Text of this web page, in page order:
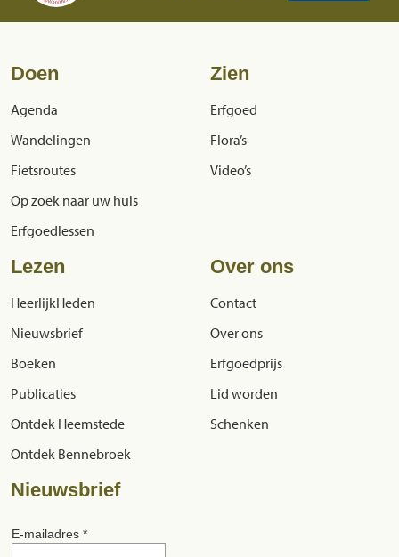
Doen
Agenda
Wandelingen
Fietsroutes
Op zoek naar uw huis
Erfgoedlessen
Zien
Erfgoed
Flora’s
Video’s
Lezen
HeerlijkHeden
Nieuwsbrief
Boeken
Publicaties
Ontdek Heemstede
Ontdek Bennebroek
Over ons
Contact
Over ons
Erfgoedprijs
Lid worden
Schenken
Nieuwsbrief